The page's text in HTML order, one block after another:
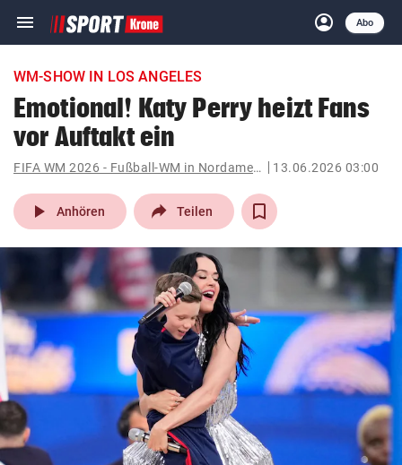
menu Navigation
ein-/ausklappen
account_circle
Anmelden
Abo
close Schließen
account_circle Anmelden
pin_drop
Wien arrow_right
bookmark
search
Suchbegriff
eingeben
© Krone Multimedia GmbH & Co KG 2026
Muthgasse 2, 1190 Wien
WM-SHOW IN LOS ANGELES
Emotional! Katy Perry heizt Fans
vor Auftakt ein
FIFA WM 2026 - Fußball-WM in Nordamerika 13.06.2026 03:00
play_arrow Anhören Teilen